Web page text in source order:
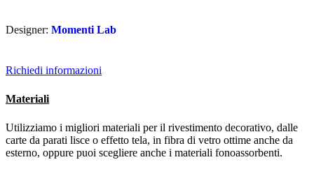
Designer: Momenti Lab
Richiedi informazioni
Materiali
Utilizziamo i migliori materiali per il rivestimento decorativo, dalle
carte da parati lisce o effetto tela, in fibra di vetro ottime anche da
esterno, oppure puoi scegliere anche i materiali fonoassorbenti.